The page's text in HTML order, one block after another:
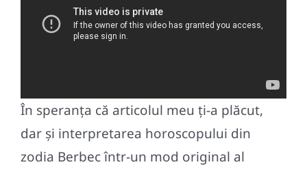
În speranța că articolul meu ți-a plăcut,
dar și interpretarea horoscopului din
zodia Berbec într-un mod original al